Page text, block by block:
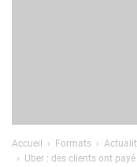
Accueil Formats
Uber : des clients ont